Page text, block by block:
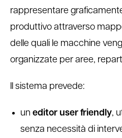
rappresentare
produttivo attraverso
delle quali le macchine
organizzate per aree,
Il sistema prevede:
un editor user friendly,
senza necessità di